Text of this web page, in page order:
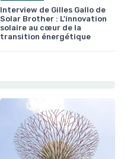
Interview de Gilles Gallo de
Solar Brother : L'innovation
solaire au cœur de la
transition énergétique